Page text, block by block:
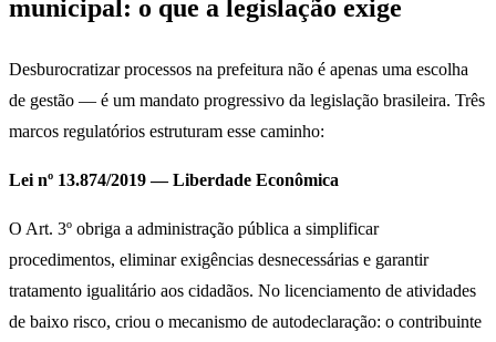
municipal: o que a legislação exige
Desburocratizar processos na prefeitura não é apenas uma escolha
de gestão — é um mandato progressivo da legislação brasileira. Três
marcos regulatórios estruturam esse caminho:
Lei nº 13.874/2019 — Liberdade Econômica
O Art. 3º obriga a administração pública a simplificar
procedimentos, eliminar exigências desnecessárias e garantir
tratamento igualitário aos cidadãos. No licenciamento de atividades
de baixo risco, criou o mecanismo de autodeclaração: o contribuinte